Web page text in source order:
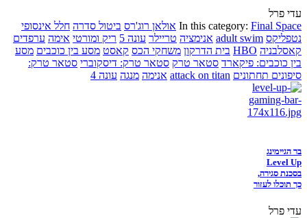
עדי פרל
In this category: Final Space אולאן רוג'רס ביטול סדרה חלל אינסופי
נטפליקס adult swim אנימציה טריילר עונה 5 ריק ומורטי אימה ערפדים
קאסלבניה HBO בית הדרקון משחקי הכס קאסט מסע בין כוכבים מסע
בין כוכבים: פיקארד סטאר טרק סטאר טרק: דיסקוברי סטאר טרק:
סיפונים תחתונים attack on titan אנימה מנגה עונה 4
בר הגיימינג
Level Up
בסכנת סגירה,
כך תוכלו לעזור
עדי פרל